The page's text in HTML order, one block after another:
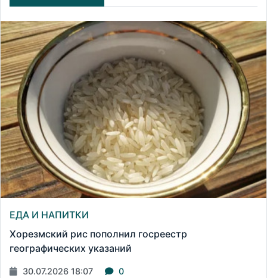
ЕДА И НАПИТКИ
Хорезмский рис пополнил госреестр
географических указаний
30.07.2026 18:07 0